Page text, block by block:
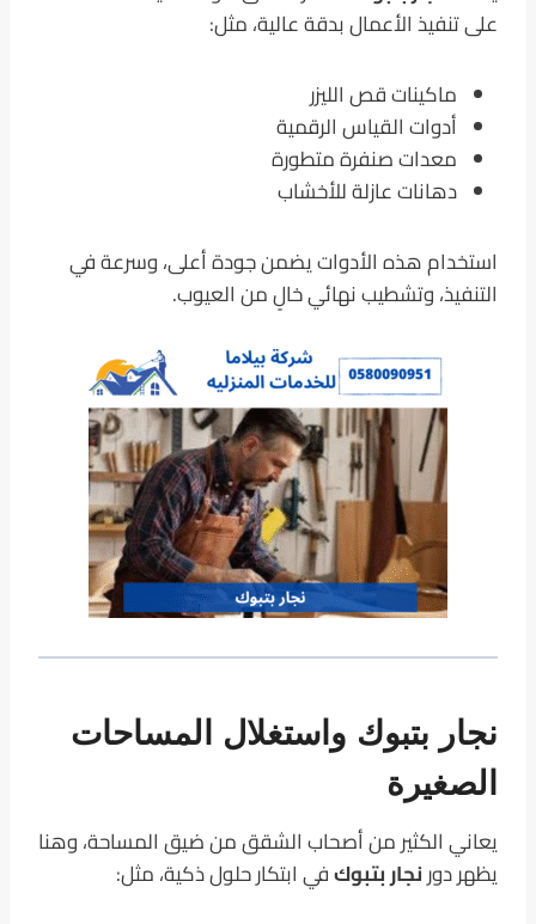
على تنفيذ الأعمال بدقة عالية، مثل:
ماكينات قص الليزر
أدوات القياس الرقمية
معدات صنفرة متطورة
دهانات عازلة للأخشاب
استخدام هذه الأدوات يضمن جودة أعلى، وسرعة في
التنفيذ، وتشطيب نهائي خالٍ من العيوب.
نجار بتبوك واستغلال المساحات
الصغيرة
يعاني الكثير من أصحاب الشقق من ضيق المساحة، وهنا
يظهر دورنجار بتبوكفي ابتكار حلول ذكية، مثل: